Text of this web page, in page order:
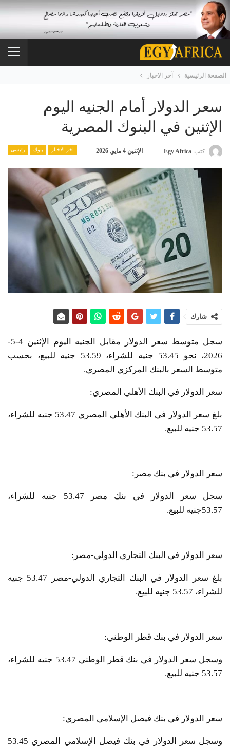
الصفحة الرئيسية آخر الاخبار
سعر الدولار أمام الجنيه اليوم
الإثنين في البنوك المصرية
آخر الاخبار بنوك رئيسي كتب Egy Africa الإثنين 4 مايو, 2026
شارك
سجل متوسط سعر الدولار مقابل الجنيه اليوم الإثنين 4-5-
2026، نحو 53.45 جنيه للشراء، 53.59 جنيه للبيع، بحسب
متوسط السعر بالبنك المركزي المصري.
سعر الدولار في البنك الأهلي المصري:
بلغ سعر الدولار في البنك الأهلي المصري 53.47 جنيه للشراء،
53.57 جنيه للبيع.
سعر الدولار في بنك مصر:
سجل سعر الدولار في بنك مصر 53.47 جنيه للشراء،
53.57جنيه للبيع.
سعر الدولار في البنك التجاري الدولي-مصر:
بلغ سعر الدولار في البنك التجاري الدولي-مصر 53.47 جنيه
للشراء، 53.57 جنيه للبيع.
سعر الدولار في بنك قطر الوطني:
وسجل سعر الدولار في بنك قطر الوطني 53.47 جنيه للشراء،
53.57 جنيه للبيع.
سعر الدولار في بنك فيصل الإسلامي المصري:
وسجل سعر الدولار في بنك فيصل الإسلامي المصري 53.45